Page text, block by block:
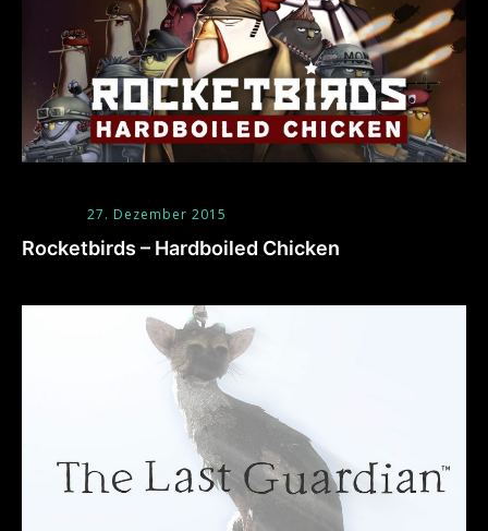
27. Dezember 2015
Rocketbirds – Hardboiled Chicken